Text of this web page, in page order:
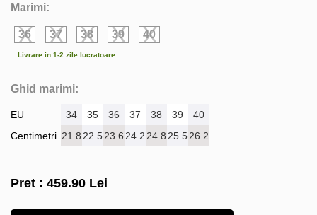
Marimi:
36 37 38 39 40
Livrare in 1-2 zile lucratoare
Ghid marimi:
EU
Centimetri
34 35 36 37 38 39
40
21.8 22.523.6 24.2 24.8 25.526.2
Pret : 459.90 Lei